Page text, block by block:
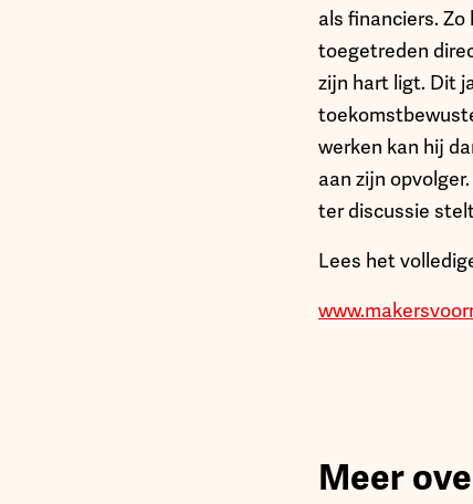
als financiers.
toegetreden
zijn hart ligt. Dit
werken kan hij
aan zijn
ter discussie
Lees het
Meer